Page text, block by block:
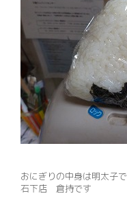
おにぎりの中身は明太
石下店 倉持です